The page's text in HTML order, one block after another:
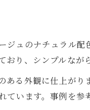
上げる
ント
提案
法
ュのナチュラル
り、シンプルなが
る外観に仕上がり
います。事例を